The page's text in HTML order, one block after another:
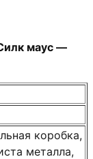
маус —
коробка,
металла,